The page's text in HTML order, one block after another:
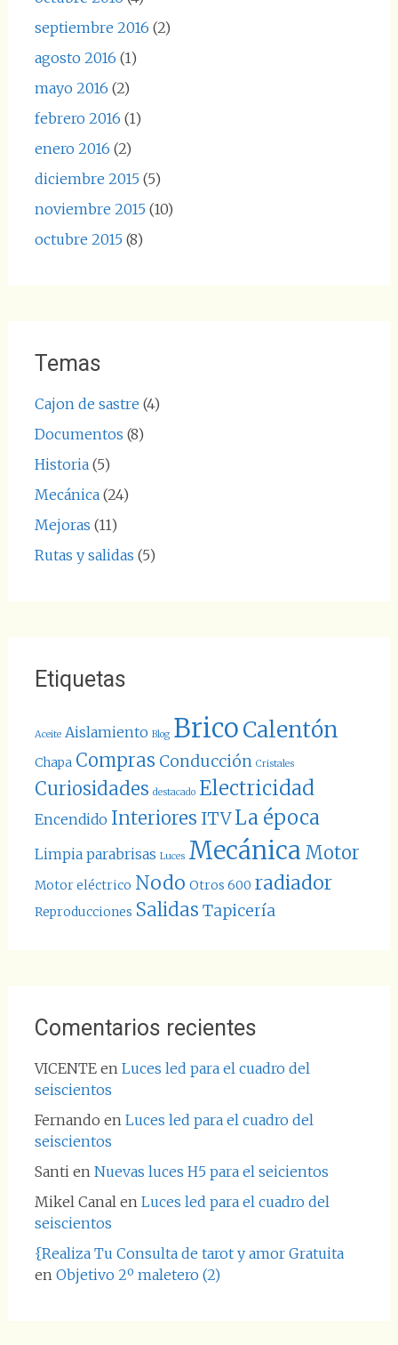
septiembre 2016 (2)
agosto 2016 (1)
mayo 2016 (2)
febrero 2016 (1)
enero 2016 (2)
diciembre 2015(5)
noviembre 2015(10)
octubre 2015(8)
Temas
Cajon de sastre (4)
Documentos (8)
Historia(5)
Mecánica(24)
Mejoras (11)
Rutas y salidas (5)
Etiquetas
Aceite Aislamiento Blog BricoCalentón
Chapa Compras Conducción Cristales
Curiosidades destacado Electricidad
Encendido Interiores ITV La época
Limpia parabrisas Luces MecánicaMotor
Motor eléctrico Nodo Otros 600 radiador
Reproducciones Salidas Tapicería
Comentarios recientes
VICENTEen Luces led para el cuadro del
seiscientos
Fernando en Luces led para el cuadro del
seiscientos
Santien Nuevas luces H5 para el seicientos
Mikel Canalen Luces led para el cuadro del
seiscientos
{Realiza Tu Consulta de tarot y amor Gratuita
en Objetivo 2º maletero (2)